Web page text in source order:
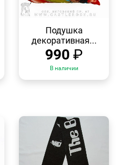
ПРОСМОТР
Подушка
декоративная...
990 ₽
В наличии